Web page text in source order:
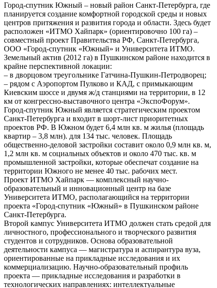
Город-спутник Южный – новый район Санкт-Петербурга, где
планируется создание комфортной городской среды и новых
центров притяжения и развития города и области. Здесь будет
расположен «ИТМО Хайпарк» (ориентировочно 100 га) –
совместный проект Правительства РФ, Санкт-Петербурга,
ООО «Город-спутник «Южный» и Университета ИТМО.
Земельный актив (2012 га) в Пушкинском районе находится в
крайне перспективной локации:
– в дворцовом треугольнике Гатчина-Пушкин-Петродворец;
– рядом с Аэропортом Пулково и КАД, с примыкающим
Киевским шоссе и двумя ж/д станциями на территории, в 12
км от конгрессно-выставочного центра «ЭкспоФорум».
Город-спутник Южный является стратегическим проектом
Санкт-Петербурга и входит в шорт-лист приоритетных
проектов РФ. В Южном будет 6,4 млн кв. м жилья (площадь
квартир – 3,8 млн). для 134 тыс. человек. Площадь
общественно-деловой застройки составит около 0,9 млн кв. м,
1,2 млн кв. м социальных объектов и около 470 тыс. кв. м
промышленной застройки, которые обеспечат создание на
территории Южного не менее 40 тыс. рабочих мест.
Проект ИТМО Хайпарк — комплексный научно-
образовательный и инновационный центр на базе
Университета ИТМО, располагающийся на территории
проекта «Город-спутник «Южный» в Пушкинском районе
Санкт-Петербурга.
Второй кампус Университета ИТМО должен стать средой для
личностного, профессионального и творческого развития
студентов и сотрудников. Основа образовательной
деятельности кампуса — магистратура и аспирантура вуза,
ориентированные на прикладные исследования и их
коммерциализацию. Научно-образовательный профиль
проекта — прикладные исследования и разработки в
технологических направлениях: интеллектуальные